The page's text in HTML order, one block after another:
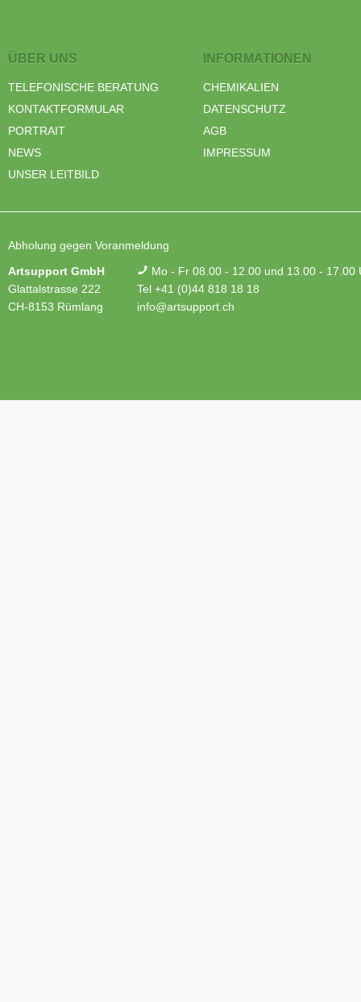
ÜBER UNS
TELEFONISCHE BERATUNG
KONTAKTFORMULAR
PORTRAIT
NEWS
UNSER LEITBILD
INFORMATIONEN
CHEMIKALIEN
DATENSCHUTZ
AGB
IMPRESSUM
Abholung gegen Voranmeldung
Artsupport GmbH
Glattalstrasse 222
CH-8153 Rümlang
Mo - Fr 08.00 - 12.00 und 13.00 - 17.00
Tel +41 (0)44 818 18 18
info@artsupport.ch